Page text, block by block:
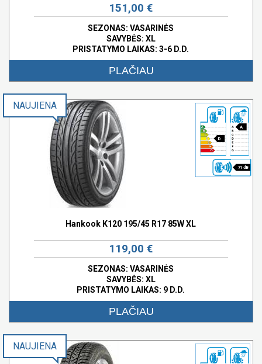
151,00 €
SEZONAS: VASARINĖS
SAVYBĖS: XL
PRISTATYMO LAIKAS: 3-6 D.D.
PLAČIAU
D
A
71 dB
NAUJIENA
Hankook K120 195/45 R17 85W XL
119,00 €
SEZONAS: VASARINĖS
SAVYBĖS: XL
PRISTATYMO LAIKAS: 9 D.D.
PLAČIAU
NAUJIENA